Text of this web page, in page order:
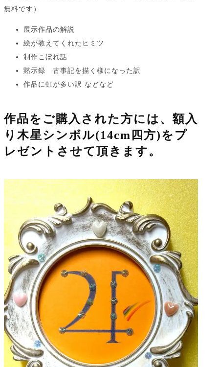
無料です）
展示作品の解説
絵が教えてくれたヒミツ
制作こぼれ話
黙示録 古事記を描く様になった訳
作品に虹が多い訳 などなど
作品をご購入された方には、額入
り木星シンボル(14cm四方)をプ
レゼントさせて頂きます。